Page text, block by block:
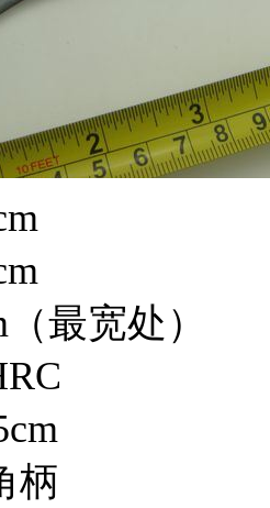
最宽处）
柄